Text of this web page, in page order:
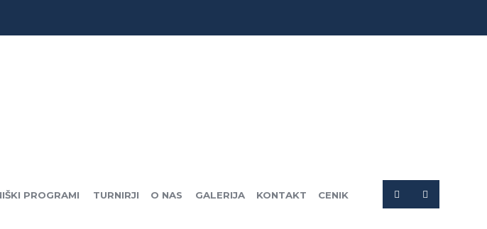
PROGRAMI TURNIRJI O NAS GALERIJA KONTAKT CENIK